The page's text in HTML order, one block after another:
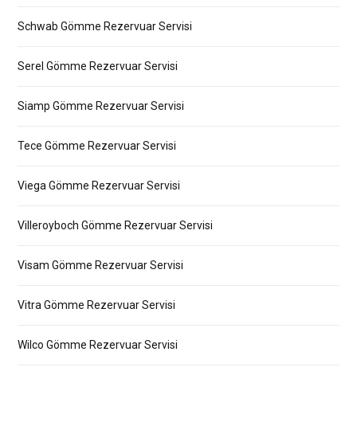
Schwab Gömme Rezervuar Servisi
Serel Gömme Rezervuar Servisi
Siamp Gömme Rezervuar Servisi
Tece Gömme Rezervuar Servisi
Viega Gömme Rezervuar Servisi
Villeroyboch Gömme Rezervuar Servisi
Visam Gömme Rezervuar Servisi
Vitra Gömme Rezervuar Servisi
Wilco Gömme Rezervuar Servisi